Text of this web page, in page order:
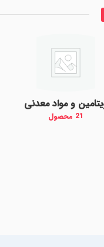
و مواد معدنی
21 محصول